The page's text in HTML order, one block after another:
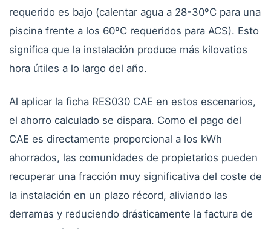
requerido es bajo (calentar agua a 28-30ºC para una
piscina frente a los 60ºC requeridos para ACS). Esto
significa que la instalación produce más kilovatios
hora útiles a lo largo del año.
Al aplicar la ficha RES030 CAE en estos escenarios,
el ahorro calculado se dispara. Como el pago del
CAE es directamente proporcional a los kWh
ahorrados, las comunidades de propietarios pueden
recuperar una fracción muy significativa del coste de
la instalación en un plazo récord, aliviando las
derramas y reduciendo drásticamente la factura de